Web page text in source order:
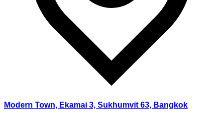
Modern Town, Ekamai 3, Sukhumvit 63, Bangkok